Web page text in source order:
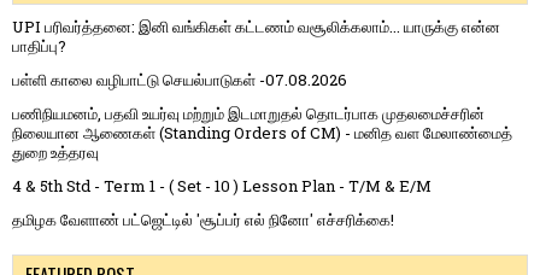
UPI பரிவர்த்தனை: இனி வங்கிகள் கட்டணம் வசூலிக்கலாம்... யாருக்கு என்ன
பாதிப்பு?
பள்ளி காலை வழிபாட்டு செயல்பாடுகள் -07.08.2026
பணிநியமனம், பதவி உயர்வு மற்றும் இடமாறுதல் தொடர்பாக முதலமைச்சரின்
நிலையான ஆணைகள் (Standing Orders of CM) - மனித வள மேலாண்மைத்
துறை உத்தரவு
4 & 5th Std - Term 1 - ( Set - 10 ) Lesson Plan - T/M & E/M
தமிழக வேளாண் பட்ஜெட்டில் 'சூப்பர் எல் நினோ' எச்சரிக்கை!